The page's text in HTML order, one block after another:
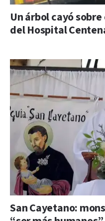
Un árbol cayó
del Hospital
San Cayetano: